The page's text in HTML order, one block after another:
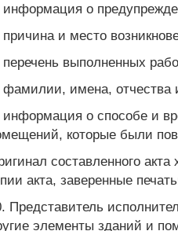
информация о
и место
выполненных
фамилии, имена, отчества
информация о способе и
которые были
составленного
акта, заверенные
Представитель
элементы зданий и